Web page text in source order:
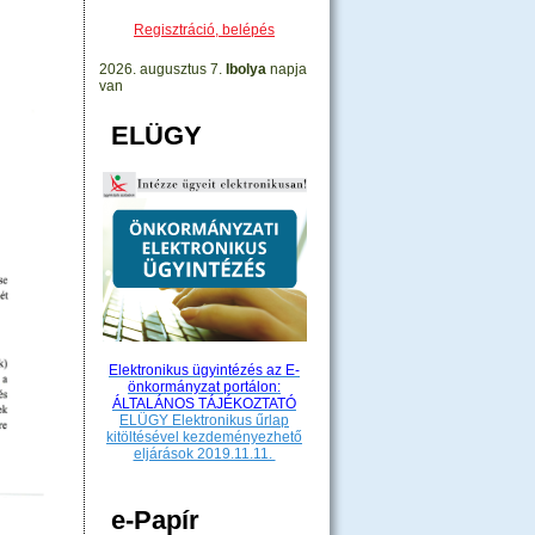
Regisztráció, belépés
2026. augusztus 7. Ibolya napja
van
ELÜGY
Elektronikus ügyintézés az E-
önkormányzat portálon:
ÁLTALÁNOS TÁJÉKOZTATÓ
ELÜGY Elektronikus űrlap
kitöltésével kezdeményezhető
eljárások 2019.11.11.
e-Papír